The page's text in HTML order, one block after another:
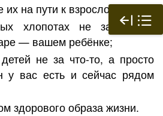
их на пути к взрослой жизни;
хлопотах не забывайте
— вашем ребёнке;
не за что-то, а просто
у вас есть и сейчас рядом
здорового образа жизни.